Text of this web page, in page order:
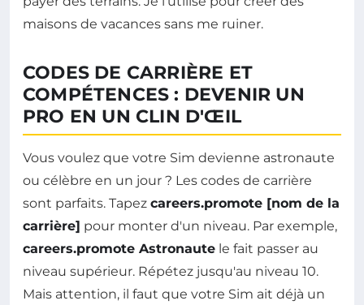
maisons de vacances sans me ruiner.
CODES DE CARRIÈRE ET
COMPÉTENCES : DEVENIR UN
PRO EN UN CLIN D'ŒIL
Vous voulez que votre Sim devienne astronaute
ou célèbre en un jour ? Les codes de carrière
sont parfaits. Tapez careers.promote [nom de la
carrière] pour monter d'un niveau. Par exemple,
careers.promote Astronaute le fait passer au
niveau supérieur. Répétez jusqu'au niveau 10.
Mais attention, il faut que votre Sim ait déjà un